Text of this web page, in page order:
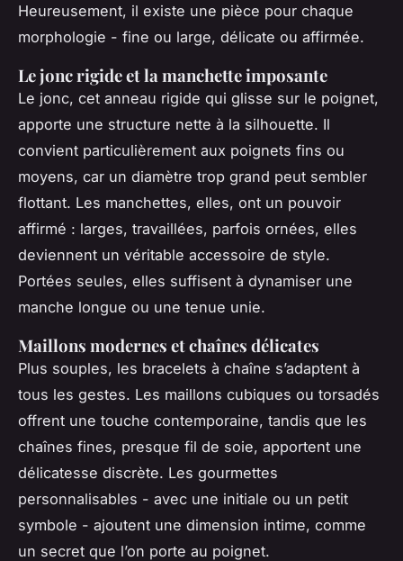
Heureusement, il existe une pièce pour chaque
morphologie - fine ou large, délicate ou affirmée.
Le jonc rigide et la manchette imposante
Le jonc, cet anneau rigide qui glisse sur le poignet,
apporte une structure nette à la silhouette. Il
convient particulièrement aux poignets fins ou
moyens, car un diamètre trop grand peut sembler
flottant. Les manchettes, elles, ont un pouvoir
affirmé : larges, travaillées, parfois ornées, elles
deviennent un véritable accessoire de style.
Portées seules, elles suffisent à dynamiser une
manche longue ou une tenue unie.
Maillons modernes et chaînes délicates
Plus souples, les bracelets à chaîne s’adaptent à
tous les gestes. Les maillons cubiques ou torsadés
offrent une touche contemporaine, tandis que les
chaînes fines, presque fil de soie, apportent une
délicatesse discrète. Les gourmettes
personnalisables - avec une initiale ou un petit
symbole - ajoutent une dimension intime, comme
un secret que l’on porte au poignet.